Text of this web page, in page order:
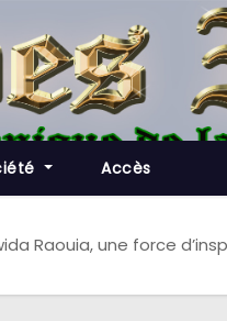
Accès
Raouia, une force